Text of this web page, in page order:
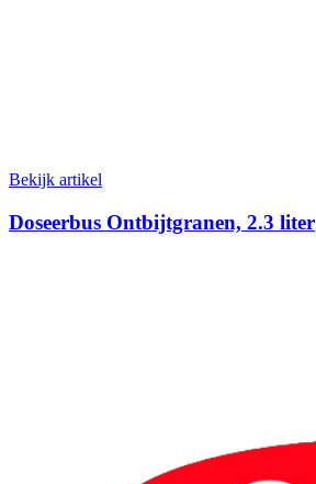
Bekijk artikel
Doseerbus Ontbijtgranen, 2.3 liter